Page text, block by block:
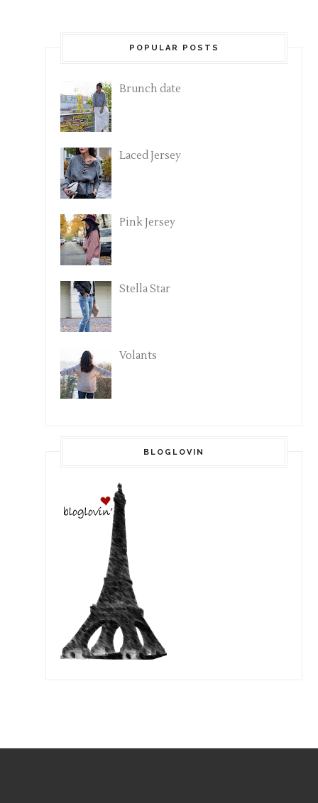
POPULAR POSTS
Brunch date
Laced Jersey
Pink Jersey
Stella Star
Volants
BLOGLOVIN